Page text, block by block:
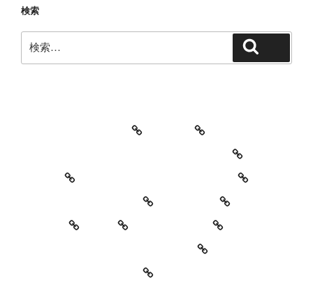
検索
索:
教室・レッスンの特徴
Works
レッスン料金とご予約キャンセルについて
お知らせ
セッションイベントのご案内
お世話になっている方々
YouTube
Contact
SNS
プロフィール
’90 Session! ~2nd~ レポート
#2818 (タイトルなし)